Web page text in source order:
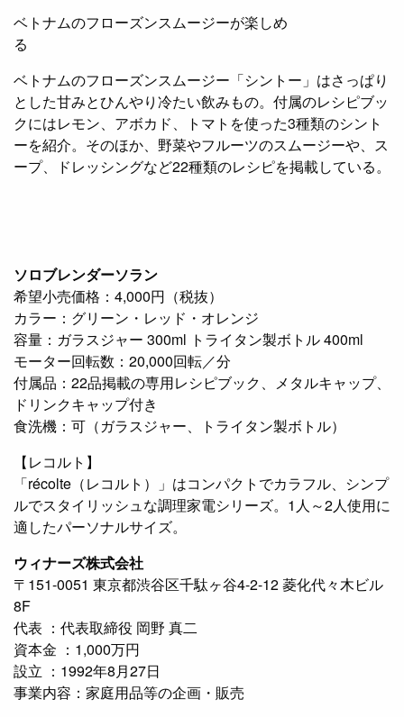
ベトナムのフローズンスムージーが楽しめ
る
ベトナムのフローズンスムージー「シントー」はさっぱり
とした甘みとひんやり冷たい飲みもの。付属のレシピブッ
クにはレモン、アボカド、トマトを使った3種類のシント
ーを紹介。そのほか、野菜やフルーツのスムージーや、ス
ープ、ドレッシングなど22種類のレシピを掲載している。
ソロブレンダーソラン
希望小売価格：4,000円（税抜）
カラー：グリーン・レッド・オレンジ
容量：ガラスジャー 300ml トライタン製ボトル 400ml
モーター回転数：20,000回転／分
付属品：22品掲載の専用レシピブック、メタルキャップ、
ドリンクキャップ付き
食洗機：可（ガラスジャー、トライタン製ボトル）
【レコルト】
「récolte（レコルト）」はコンパクトでカラフル、シンプ
ルでスタイリッシュな調理家電シリーズ。1人～2人使用に
適したパーソナルサイズ。
ウィナーズ株式会社
〒151-0051 東京都渋谷区千駄ヶ谷4-2-12 菱化代々木ビル
8F
代表 ：代表取締役 岡野 真二
資本金 ：1,000万円
設立 ：1992年8月27日
事業内容：家庭用品等の企画・販売